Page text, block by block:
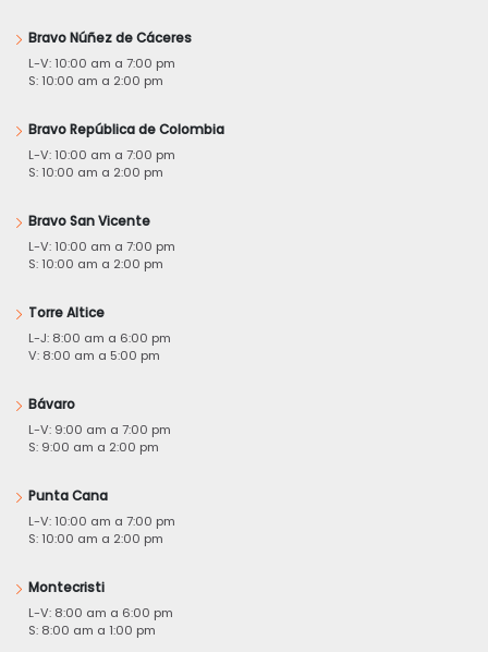
Bravo Núñez de Cáceres
L-V: 10:00 am a 7:00 pm
S: 10:00 am a 2:00 pm
Bravo República de Colombia
L-V: 10:00 am a 7:00 pm
S: 10:00 am a 2:00 pm
Bravo San Vicente
L-V: 10:00 am a 7:00 pm
S: 10:00 am a 2:00 pm
Torre Altice
L-J: 8:00 am a 6:00 pm
V: 8:00 am a 5:00 pm
Bávaro
L-V: 9:00 am a 7:00 pm
S: 9:00 am a 2:00 pm
Punta Cana
L-V: 10:00 am a 7:00 pm
S: 10:00 am a 2:00 pm
Montecristi
L-V: 8:00 am a 6:00 pm
S: 8:00 am a 1:00 pm